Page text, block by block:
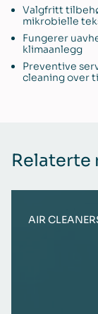
Valgfritt
mikrobielle
Fungerer
klimaanlegg
Preventive
cleaning over
Relaterte
AIR